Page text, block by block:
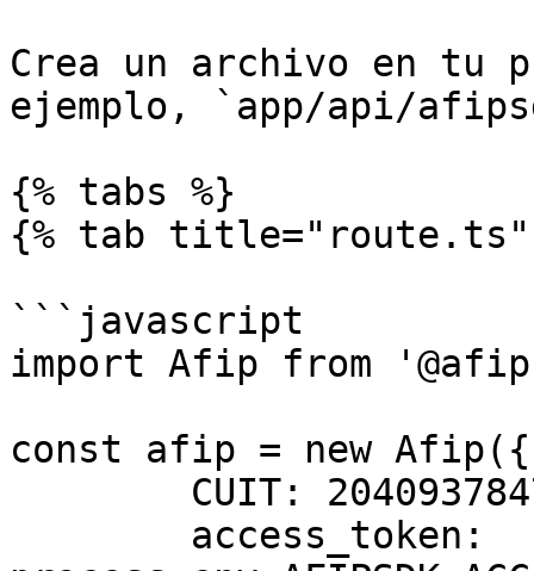
Crea un archivo en tu
ejemplo, `app/api/
{% tabs %}
{% tab title="route.ts"
```javascript
import Afip from
const afip = new Afip({